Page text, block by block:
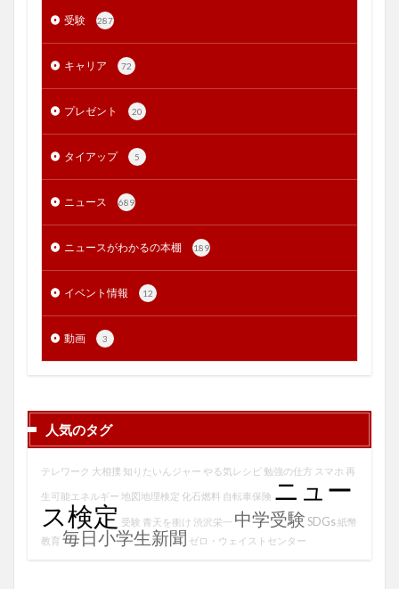
受験 287
キャリア 72
プレゼント 20
タイアップ 5
ニュース 689
ニュースがわかるの本棚 189
イベント情報 12
動画 3
人気のタグ
テレワーク 大相撲 知りたいんジャー やる気レシピ 勉強の仕方 スマホ 再
生可能エネルギー 地図地理検定 化石燃料 自転車保険 ニュー
ス検定 受験 青天を衝け 渋沢栄一 中学受験 SDGs紙幣
教育 毎日小学生新聞 ゼロ・ウェイストセンター